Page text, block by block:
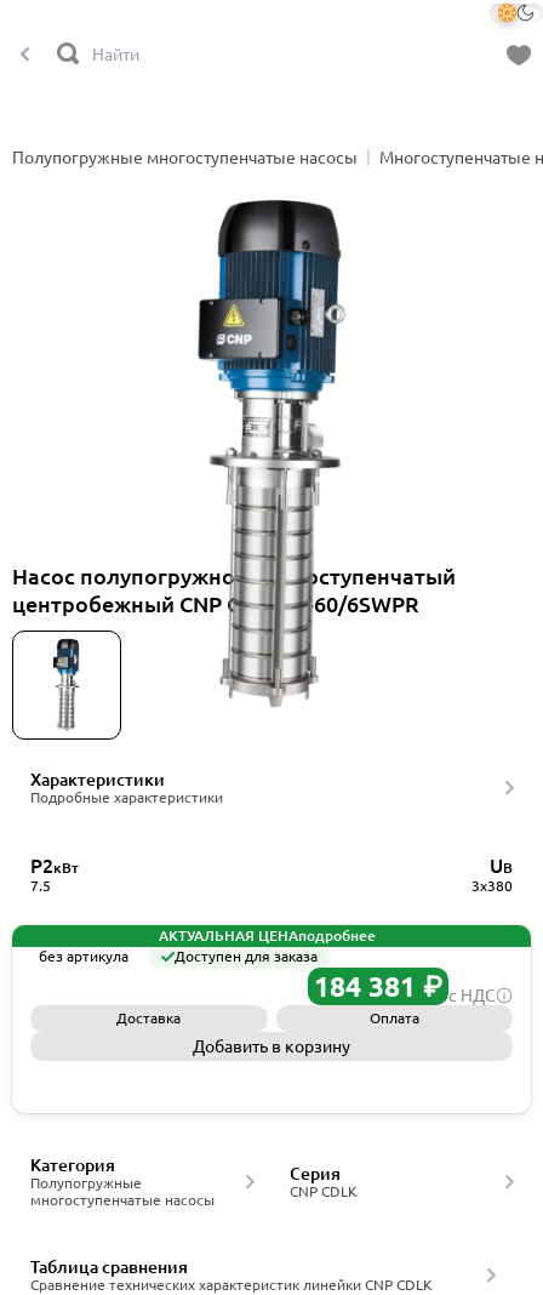
Полупогружные многоступенчатые насосы Многоступенчатые
Насос полупогружной многоступенчатый
центробежный CNP CDLK20-60/6SWPR
Характеристики
Подробные характеристики
P2кВт
7.5
UВ
3x380
АКТУАЛЬНАЯ ЦЕНАподробнее
без артикула
Доступен для заказа
184 381 ₽ с НДС
Доставка Оплата
Добавить в корзину
Полупогружные
многоступенчатые насосы
Категория
CNP CDLK
Серия
Сравнение технических характеристик линейки CNP CDLK
Таблица сравнения